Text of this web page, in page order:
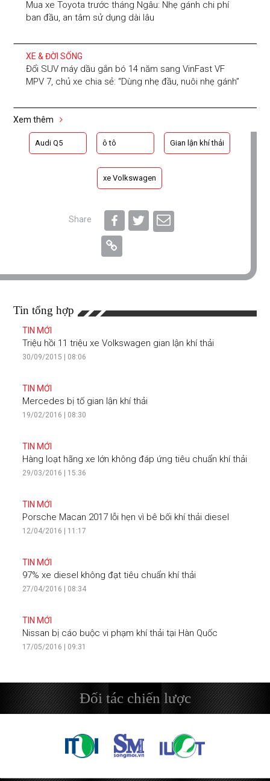
Mua xe Toyota trước tháng Ngâu: Nhẹ gánh chi phí
ban đầu, an tâm sử dụng dài lâu
XE & ĐỜI SỐNG
Đổi SUV máy dầu gắn bó 14 năm sang VinFast VF
MPV 7, chủ xe chia sẻ: “Dùng nhẹ đầu, nuôi nhẹ gánh”
Xem thêm
Audi Q5 ô tô Gian lận khí thải
xe Volkswagen
Share
Tin tổng hợp
TIN MỚI
Triệu hồi 11 triệu xe Volkswagen gian lận khí thải
30/09/2015 | 08:06
TIN MỚI
Mercedes bị tố gian lận khí thải
19/02/2016 | 08:30
TIN MỚI
Hàng loạt hãng xe lớn không đáp ứng tiêu chuẩn khí thải
29/03/2016 | 15:36
TIN MỚI
Porsche Macan 2017 lỗi hẹn vì bê bối khí thải diesel
12/04/2016 | 11:17
TIN MỚI
97% xe diesel không đạt tiêu chuẩn khí thải
27/04/2016 | 08:34
TIN MỚI
Nissan bị cáo buộc vi phạm khí thải tại Hàn Quốc
17/05/2016 | 09:31
Đối tác chiến lược